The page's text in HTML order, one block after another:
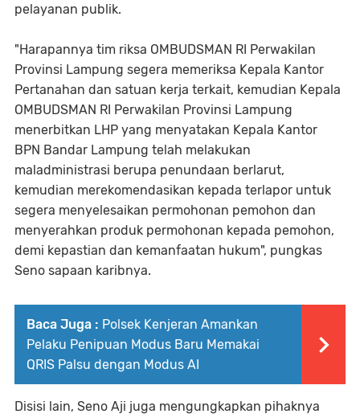
pelayanan publik.
"Harapannya tim riksa OMBUDSMAN RI Perwakilan
Provinsi Lampung segera memeriksa Kepala Kantor
Pertanahan dan satuan kerja terkait, kemudian Kepala
OMBUDSMAN RI Perwakilan Provinsi Lampung
menerbitkan LHP yang menyatakan Kepala Kantor
BPN Bandar Lampung telah melakukan
maladministrasi berupa penundaan berlarut,
kemudian merekomendasikan kepada terlapor untuk
segera menyelesaikan permohonan pemohon dan
menyerahkan produk permohonan kepada pemohon,
demi kepastian dan kemanfaatan hukum", pungkas
Seno sapaan karibnya.
Baca Juga : Polsek Kenjeran Amankan
Pelaku Penipuan Modus Baru Memakai
QRIS Palsu dengan Modus AI
Disisi lain, Seno Aji juga mengungkapkan pihaknya